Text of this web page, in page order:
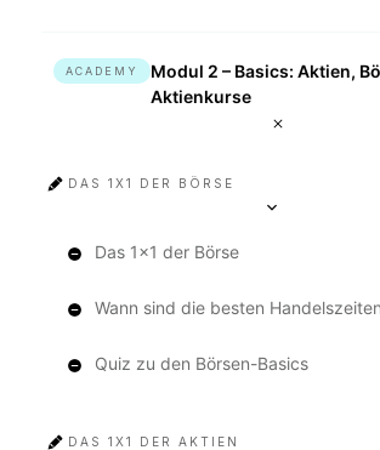
ACADEMY
Modul 2 – Basics: Aktien,
Aktienkurse
DAS 1X1 DER BÖRSE
Das 1x1 der Börse
Wann sind die besten
Quiz zu den Börsen-Basics
DAS 1X1 DER AKTIEN